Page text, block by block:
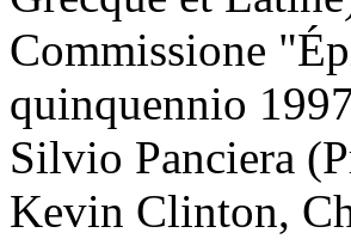
Commissione
quinquennio
Silvio Panciera
Kevin Clinton,